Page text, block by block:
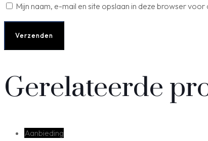
Mijn naam, e-mail en site opslaan in deze browser
Gerelateerde
Aanbieding